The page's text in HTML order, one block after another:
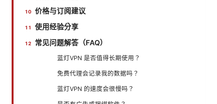
价格与订阅建议
使用经验分享
常见问题解答（FAQ）
蓝灯VPN 是否值得长期使用？
免费代理会记录我的数据吗？
蓝灯VPN 的速度会很慢吗？